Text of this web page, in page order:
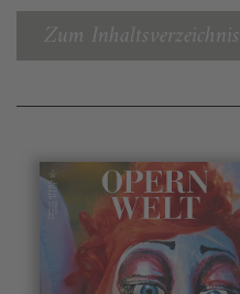
Zum Inhaltsverzeichnis